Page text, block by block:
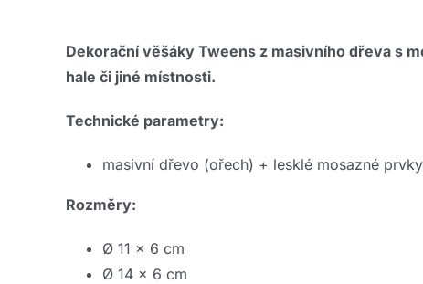
Dekorační věšáky Tweens z masivního dřeva s
hale či jiné místnosti.
Technické parametry:
masivní dřevo (ořech) + lesklé mosazné prvky
Rozměry:
Ø 11 x 6 cm
Ø 14 x 6 cm